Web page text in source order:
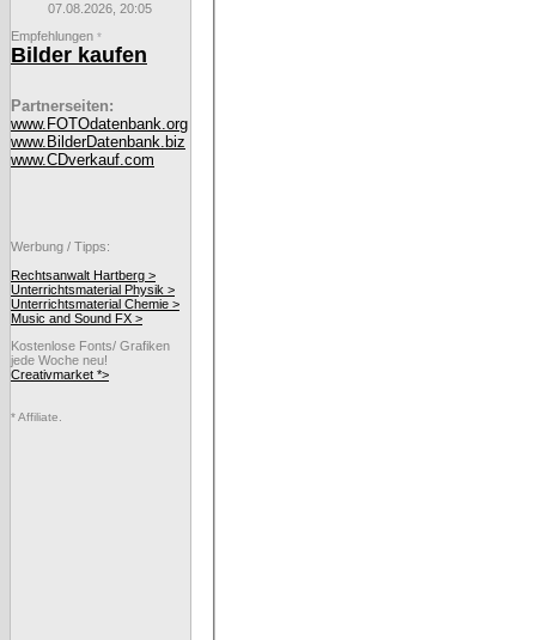
07.08.2026, 20:05
Empfehlungen *
Bilder kaufen
Partnerseiten:
www.FOTOdatenbank.org
www.BilderDatenbank.biz
www.CDverkauf.com
Werbung / Tipps:
Rechtsanwalt Hartberg >
Unterrichtsmaterial Physik >
Unterrichtsmaterial Chemie >
Music and Sound FX >
Kostenlose Fonts/ Grafiken
jede Woche neu!
Creativmarket *>
* Affiliate.